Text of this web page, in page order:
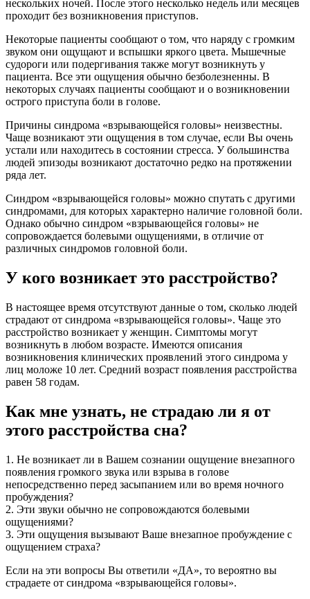
нескольких ночей. После этого несколько недель или месяцев
проходит без возникновения приступов.
Некоторые пациенты сообщают о том, что наряду с громким
звуком они ощущают и вспышки яркого цвета. Мышечные
судороги или подергивания также могут возникнуть у
пациента. Все эти ощущения обычно безболезненны. В
некоторых случаях пациенты сообщают и о возникновении
острого приступа боли в голове.
Причины синдрома «взрывающейся головы» неизвестны.
Чаще возникают эти ощущения в том случае, если Вы очень
устали или находитесь в состоянии стресса. У большинства
людей эпизоды возникают достаточно редко на протяжении
ряда лет.
Синдром «взрывающейся головы» можно спутать с другими
синдромами, для которых характерно наличие головной боли.
Однако обычно синдром «взрывающейся головы» не
сопровождается болевыми ощущениями, в отличие от
различных синдромов головной боли.
У кого возникает это расстройство?
В настоящее время отсутствуют данные о том, сколько людей
страдают от синдрома «взрывающейся головы». Чаще это
расстройство возникает у женщин. Симптомы могут
возникнуть в любом возрасте. Имеются описания
возникновения клинических проявлений этого синдрома у
лиц моложе 10 лет. Средний возраст появления расстройства
равен 58 годам.
Как мне узнать, не страдаю ли я от
этого расстройства сна?
1. Не возникает ли в Вашем сознании ощущение внезапного
появления громкого звука или взрыва в голове
непосредственно перед засыпанием или во время ночного
пробуждения?
2. Эти звуки обычно не сопровождаются болевыми
ощущениями?
3. Эти ощущения вызывают Ваше внезапное пробуждение с
ощущением страха?
Если на эти вопросы Вы ответили «ДА», то вероятно вы
страдаете от синдрома «взрывающейся головы».